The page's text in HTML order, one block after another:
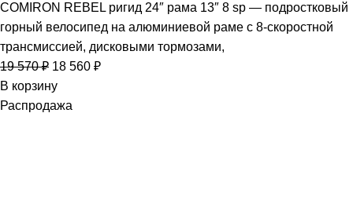
COMIRON REBEL ригид 24″ рама 13″ 8 sp — подростковый
горный велосипед на алюминиевой раме с 8-скоростной
трансмиссией, дисковыми тормозами,
19 570₽ 18 560 ₽
В корзину
Распродажа